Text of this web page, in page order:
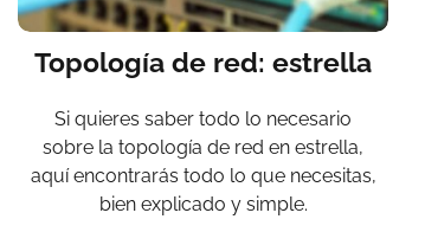
Topología de red: estrella
Si quieres saber todo lo necesario
sobre la topología de red en estrella,
aquí encontrarás todo lo que necesitas,
bien explicado y simple.